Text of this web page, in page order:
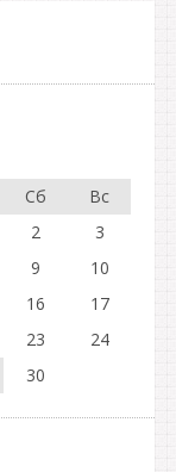
Сб
Вс
2
3
9
10
16
17
23
24
30